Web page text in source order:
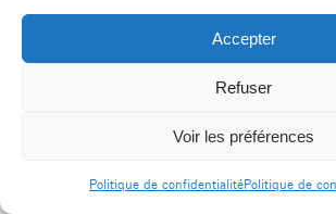
Accepter
Refuser
Voir les préférences
Politique de confidentialitéPolitique de